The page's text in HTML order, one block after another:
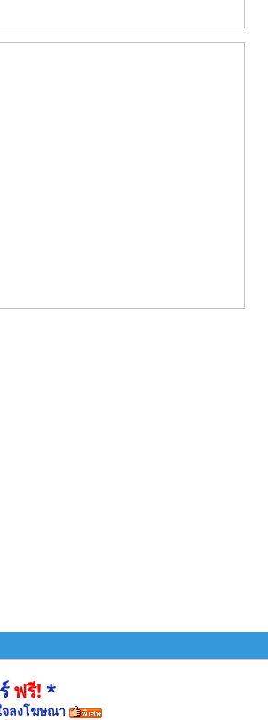
ฟรี! *
ลงโฆษณา